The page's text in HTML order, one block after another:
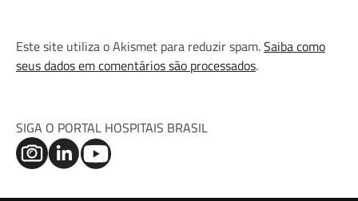
Este site utiliza o Akismet para reduzir spam.Saiba como
seus dados em comentários são processados.
SIGA O PORTAL HOSPITAIS BRASIL